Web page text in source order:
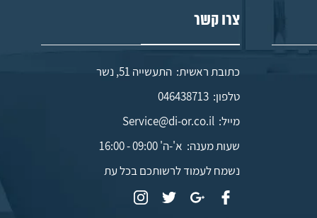
צרו קשר
כתובת ראשית: התעשייה 51, נשר
טלפון: 046438713
מייל: Service@di-or.co.il
שעות מענה: א'-ה' 09:00 - 16:00
נשמח לעמוד לרשותכם בכל עת